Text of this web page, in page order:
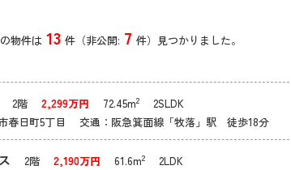
物件は 13 件（非公開: 7 件）見つかりました。
2階 2,299万円 72.45m2 2SLDK
春日町5丁目 交通：阪急箕面線「牧落」駅 徒歩18分
2階 2,190万円 61.6m2 2LDK